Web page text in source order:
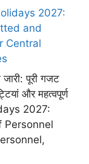
2027:
and
Central
पूरी गजट
और महत्वपूर्ण
2027:
Personnel